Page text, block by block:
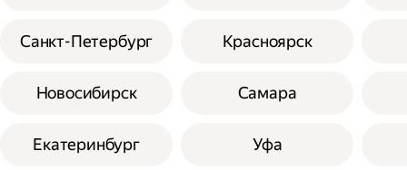
Санкт-Петербург
Новосибирск
Екатеринбург
Красноярск
Самара
Уфа